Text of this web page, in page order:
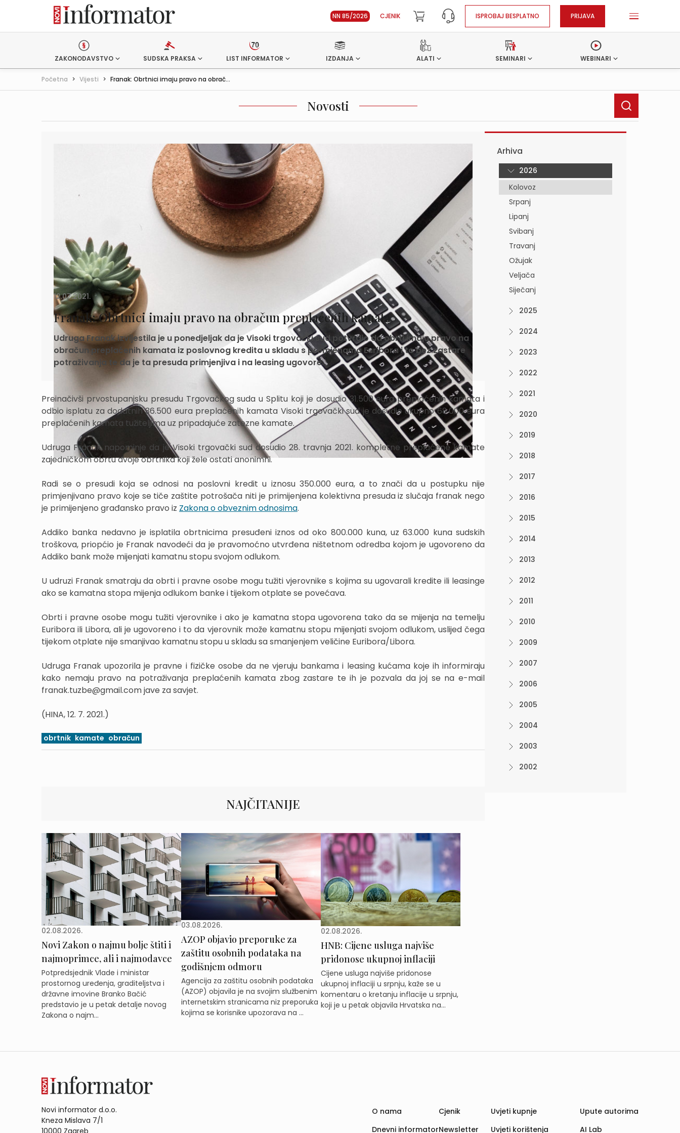
NN 85/2026 CJENIK ISPROBAJ BESPLATNO PRIJAVA
ZAKONODAVSTVO SUDSKA PRAKSA LIST INFORMATOR IZDANJA ALATI SEMINARI WEBINARI
Početna > Vijesti > Franak: Obrtnici imaju pravo na obrač...
Novosti
12.07.2021.
Franak: Obrtnici imaju pravo na obračun preplaćenih kamata
Udruga Franak izvijestila je u ponedjeljak da je Visoki trgovački sud potvrdio da obrti imaju pravo na
obračun preplaćenih kamata iz poslovnog kredita u skladu s promjenama Euribora i to bez zastare
potraživanja te da je ta presuda primjenjiva i na leasing ugovore.
Preinačivši prvostupanjsku presudu Trgovačkog suda u Splitu koji je dosudio 31.500 eura preplaćenih kamata i
odbio isplatu za dodatnih 36.500 eura preplaćenih kamata Visoki trgovački sud je dosudio ukupno 68.000 eura
preplaćenih kamata tužiteljima uz pripadajuće zatezne kamate.
Udruga Franak napominje da je Visoki trgovački sud dosudio 28. travnja 2021. kompletne preplaćene kamate
zajedničkom obrtu dvoje obrtnika koji žele ostati anonimni.
Radi se o presudi koja se odnosi na poslovni kredit u iznosu 350.000 eura, a to znači da u postupku nije
primjenjivano pravo koje se tiče zaštite potrošača niti je primijenjena kolektivna presuda iz slučaja franak nego
je primijenjeno građansko pravo iz Zakona o obveznim odnosima.
Addiko banka nedavno je isplatila obrtnicima presuđeni iznos od oko 800.000 kuna, uz 63.000 kuna sudskih
troškova, priopćio je Franak navodeći da je pravomoćno utvrđena ništetnom odredba kojom je ugovoreno da
Addiko bank može mijenjati kamatnu stopu svojom odlukom.
U udruzi Franak smatraju da obrti i pravne osobe mogu tužiti vjerovnike s kojima su ugovarali kredite ili leasinge
ako se kamatna stopa mijenja odlukom banke i tijekom otplate se povećava.
Obrti i pravne osobe mogu tužiti vjerovnike i ako je kamatna stopa ugovorena tako da se mijenja na temelju
Euribora ili Libora, ali je ugovoreno i to da vjerovnik može kamatnu stopu mijenjati svojom odlukom, uslijed čega
tijekom otplate nije smanjivao kamatnu stopu u skladu sa smanjenjem veličine Euribora/Libora.
Udruga Franak upozorila je pravne i fizičke osobe da ne vjeruju bankama i leasing kućama koje ih informiraju
kako nemaju pravo na potraživanja preplaćenih kamata zbog zastare te ih je pozvala da joj se na e-mail
franak.tuzbe@gmail.com jave za savjet.
(HINA, 12. 7. 2021.)
obrtnik kamate obračun
NAJČITANIJE
02.08.2026.
Novi Zakon o najmu bolje štiti i
najmoprimce, ali i najmodavce
Potpredsjednik Vlade i ministar
prostornog uređenja, graditeljstva i
državne imovine Branko Bačić
predstavio je u petak detalje novog
Zakona o najm...
03.08.2026.
AZOP objavio preporuke za
zaštitu osobnih podataka na
godišnjem odmoru
Agencija za zaštitu osobnih podataka
(AZOP) objavila je na svojim službenim
internetskim stranicama niz preporuka
kojima se korisnike upozorava na ...
02.08.2026.
HNB: Cijene usluga najviše
pridonose ukupnoj inflaciji
Cijene usluga najviše pridonose
ukupnoj inflaciji u srpnju, kaže se u
komentaru o kretanju inflacije u srpnju,
koji je u petak objavila Hrvatska na...
Arhiva
2026
Kolovoz
Srpanj
Lipanj
Svibanj
Travanj
Ožujak
Veljača
Siječanj
2025
2024
2023
2022
2021
2020
2019
2018
2017
2016
2015
2014
2013
2012
2011
2010
2009
2007
2006
2005
2004
2003
2002
Novi informator d.o.o.
Kneza Mislava 7/1
10000 Zagreb
O nama
Dnevni informator
Cjenik
Newsletter
Uvjeti kupnje
Uvjeti korištenja
Upute autorima
AI Lab